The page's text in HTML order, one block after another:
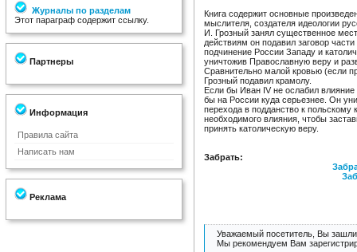
Журналы по разделам
Этот параграф содержит ссылку.
Партнеры
Информация
Правила сайта
Написать нам
Реклама
Книга содержит основные
мыслителя, создателя идеологии
И. Грозный занял существенное
действиям он подавил заговор
подчинение России Западу и
уничтожив Православную веру и
Сравнительно малой кровью (если
Грозный подавил крамолу.
Если бы Иван IV не ослабил влияние
бы на России куда серьезнее. Он
перехода в подданство к польскому
необходимого влияния, чтобы
принять католическую веру.
Забрать:
Уважаемый посетитель, Вы зашли
Мы рекомендуем Вам